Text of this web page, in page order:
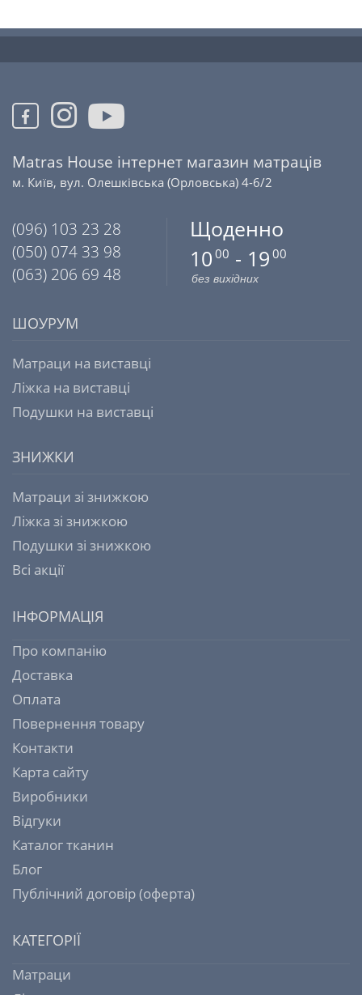
Matras House інтернет магазин матраців
м. Київ, вул. Олешківська (Орловська) 4-6/2
(096) 103 23 28
(050) 074 33 98
(063) 206 69 48
Щоденно
10 00 - 19 00
без вихідних
ШОУРУМ
Матраци на виставці
Ліжка на виставці
Подушки на виставці
ЗНИЖКИ
Матраци зі знижкою
Ліжка зі знижкою
Подушки зі знижкою
Всі акції
ІНФОРМАЦІЯ
Про компанію
Доставка
Оплата
Повернення товару
Контакти
Карта сайту
Виробники
Відгуки
Каталог тканин
Блог
Публічний договір (оферта)
КАТЕГОРІЇ
Матраци